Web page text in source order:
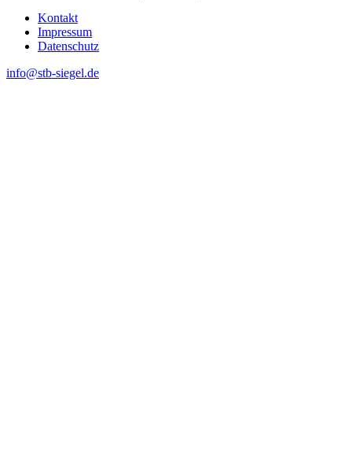
Kontakt
Impressum
Datenschutz
info@stb-siegel.de